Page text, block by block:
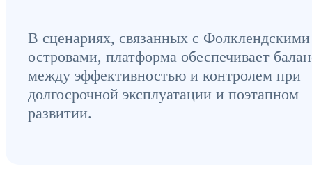
В сценариях, связанных с Фолклендскими
островами, платформа обеспечивает
между эффективностью и контролем при
долгосрочной эксплуатации и поэтапном
развитии.